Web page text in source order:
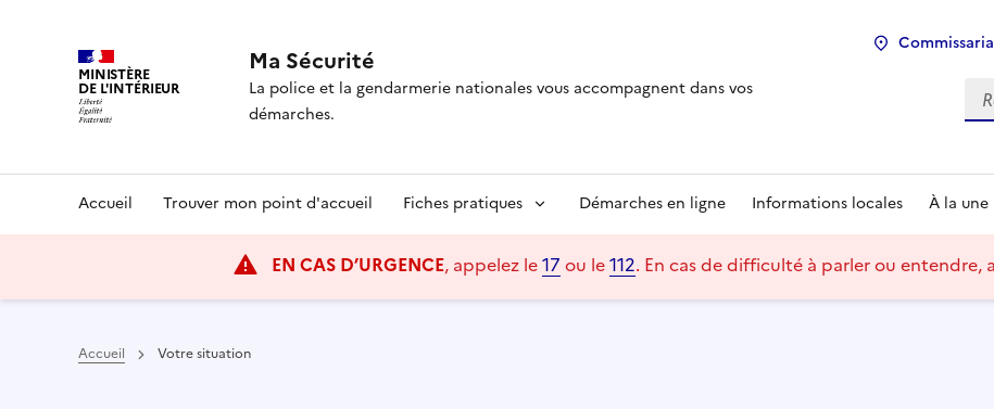
MINISTÈRE
DE L'INTÉRIEUR
Ma Sécurité
La police et la gendarmerie nationales vous accompagnent dans vos
démarches.
principaleAccueil Trouver mon point d'accueil Fiches pratiques Démarches en ligne Informations locales À la une
EN CAS D’URGENCE, appelez le17 ou le112. En cas de difficulté à parler ou entendre,
Accueil Votre situation